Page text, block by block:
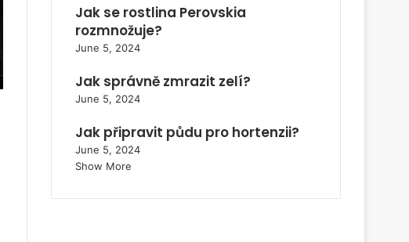
Jak se rostlina Perovskia
rozmnožuje?
June 5, 2024
Jak správně zmrazit zelí?
June 5, 2024
Jak připravit půdu pro hortenzii?
June 5, 2024
Show More